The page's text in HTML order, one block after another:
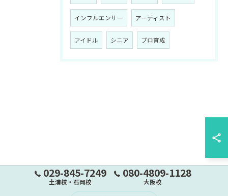
インフルエンサー アーティスト
アイドル シニア プロ育成
029-845-7249
土浦校・石岡校
080-4809-1128
大阪校